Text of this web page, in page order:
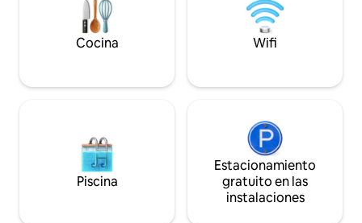
una gran mesa de comedor y una cocina
integrada y totalmente funcional para
uso propio.Cocina Wifi
Piscina
Estacionamiento
gratuito en las
instalaciones